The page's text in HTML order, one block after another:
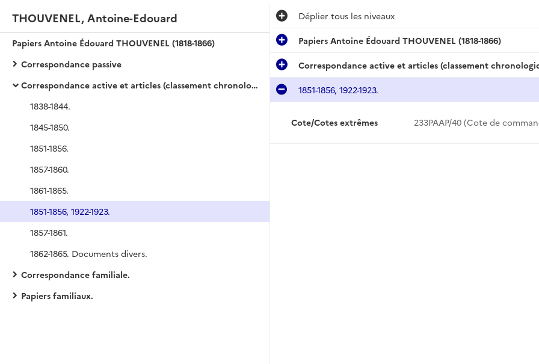
THOUVENEL, Antoine-Edouard
Papiers Antoine Édouard THOUVENEL (1818-1866)
Correspondance passive
Correspondance active et articles (classement chronologique).
1838-1844.
1845-1850.
1851-1856.
1857-1860.
1861-1865.
1851-1856, 1922-1923.
1857-1861.
1862-1865. Documents divers.
Correspondance familiale.
Papiers familiaux.
Déplier tous les niveaux
Papiers Antoine Édouard THOUVENEL (1818-1866)
Correspondance active et articles (classement
1851-1856, 1922-1923.
Cote/Cotes extrêmes 233PAAP/40 (Cote de